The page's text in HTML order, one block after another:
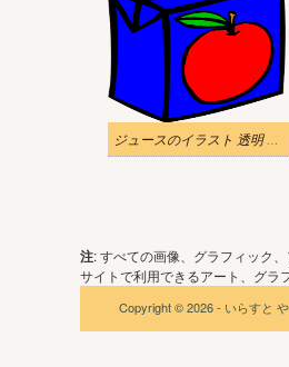
ジュースのイラスト 透明 無料
注: すべての画像、グラフィック
サイトで利用できるアート、グラ
Copyright © 2026 - いらすと や